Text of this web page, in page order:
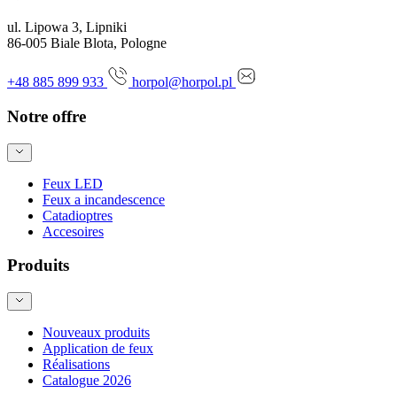
ul. Lipowa 3, Lipniki
86-005 Biale Blota, Pologne
+48 885 899 933 horpol@horpol.pl
Notre offre
Feux LED
Feux a incandescence
Catadioptres
Accesoires
Produits
Nouveaux produits
Application de feux
Réalisations
Catalogue 2026